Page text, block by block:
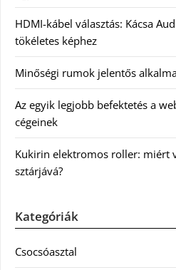
HDMI-kábel választás: Kácsa
tökéletes képhez
Minőségi rumok jelentős
Az egyik legjobb befektetés a
cégeinek
Kukirin elektromos roller: miért
sztárjává?
Kategóriák
Csocsóasztal